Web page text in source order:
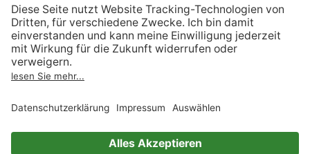
Informationen nach Data
Act
Verträge hier kündigen
Impressum